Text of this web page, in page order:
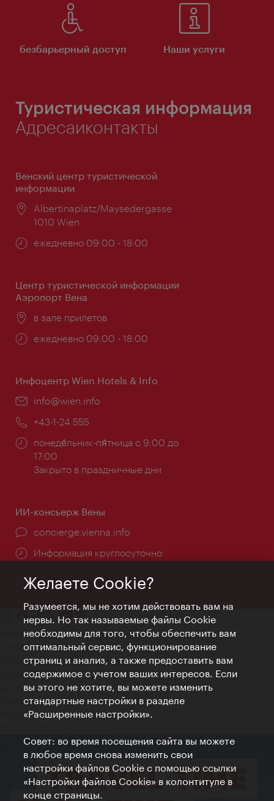
безбарьерный доступ Наши услуги
Туристическая информация
Адресаиконтакты
Венский центр туристической
информации
Расположение:
Albertinaplatz/Maysedergasse
1010 Wien
Часы
ежедневно 09:00 - 18:00
Центр туристической информации
Аэропорт Вена
Расположение:
в зале прилетов
Часы
ежедневно 09:00 - 18:00
Инфоцентр Wien Hotels & Info
Эл.
info@wien.info
Телефон:
+43-1-24 555
Часы
работы:
понеде́льник-пя́тница с 9:00 до
17:00
Закрыто в праздничные дни
ИИ-консьерж Вены
concierge.vienna.info
Информация круглосуточно
Контакт
Credits
Положение о конфиденциальности
Terms of Use
Доступность
Контакты для прессы
Настройки файлов Cookie
Желаете Cookie?
Разумеется, мы не хотим действовать вам на
нервы. Но так называемые файлы Cookie
необходимы для того, чтобы обеспечить вам
оптимальный сервис, функционирование
страниц и анализ, а также предоставить вам
содержимое с учетом ваших интересов. Если
вы этого не хотите, вы можете изменить
стандартные настройки в разделе
«Расширенные настройки».
Совет: во время посещения сайта вы можете
в любое время снова изменить свои
настройки файлов Cookie с помощью ссылки
«Настройки файлов Cookie» в колонтитуле в
конце страницы.